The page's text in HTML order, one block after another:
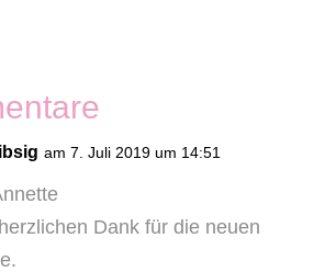
am 7. Juli 2019 um 14:51
Dank für die neuen